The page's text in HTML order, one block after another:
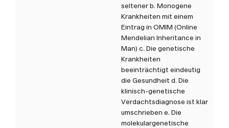
seltener b. Monogene
Krankheiten mit einem
Eintrag in OMIM (Online
Mendelian Inheritance in
Man) c. Die genetische
Krankheiten
beeinträchtigt eindeutig
die Gesundheit d. Die
klinisch-genetische
Verdachtsdiagnose ist klar
umschrieben e. Die
molekulargenetische